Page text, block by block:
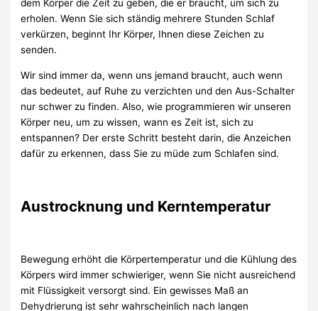
dem Körper die Zeit zu geben, die er braucht, um sich zu
erholen. Wenn Sie sich ständig mehrere Stunden Schlaf
verkürzen, beginnt Ihr Körper, Ihnen diese Zeichen zu
senden.
Wir sind immer da, wenn uns jemand braucht, auch wenn
das bedeutet, auf Ruhe zu verzichten und den Aus-Schalter
nur schwer zu finden. Also, wie programmieren wir unseren
Körper neu, um zu wissen, wann es Zeit ist, sich zu
entspannen? Der erste Schritt besteht darin, die Anzeichen
dafür zu erkennen, dass Sie zu müde zum Schlafen sind.
Austrocknung und Kerntemperatur
Bewegung erhöht die Körpertemperatur und die Kühlung des
Körpers wird immer schwieriger, wenn Sie nicht ausreichend
mit Flüssigkeit versorgt sind. Ein gewisses Maß an
Dehydrierung ist sehr wahrscheinlich nach langen